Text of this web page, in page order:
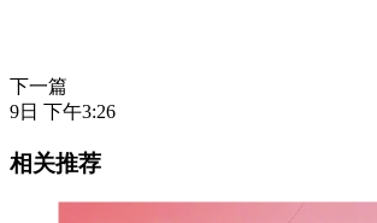
下一篇
9日 下午3:26
相关推荐